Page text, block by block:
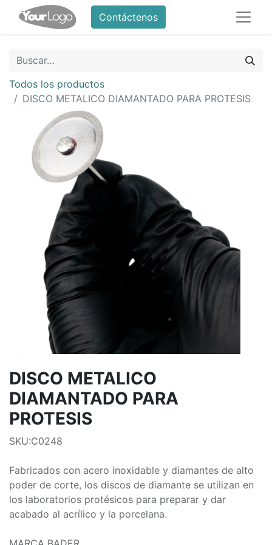
Contáctenos
Todos los productos
DISCO METALICO DIAMANTADO PARA PROTESIS
DISCO METALICO
DIAMANTADO PARA
PROTESIS
SKU:C0248
Fabricados con acero inoxidable y diamantes de alto
poder de corte, los discos de diamante se utilizan en
los laboratorios protésicos para preparar y dar
acabado al acrílico y la porcelana.